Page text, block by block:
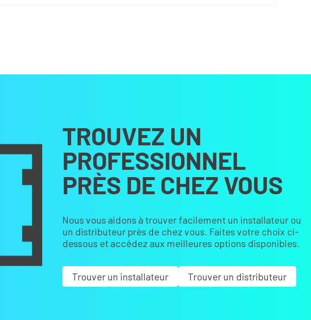
TROUVEZ UN
PROFESSIONNEL
PRÈS DE CHEZ VOUS
Nous vous aidons à trouver facilement un installateur ou
un distributeur près de chez vous. Faites votre choix ci-
dessous et accédez aux meilleures options disponibles.
Trouver un installateur Trouver un distributeur